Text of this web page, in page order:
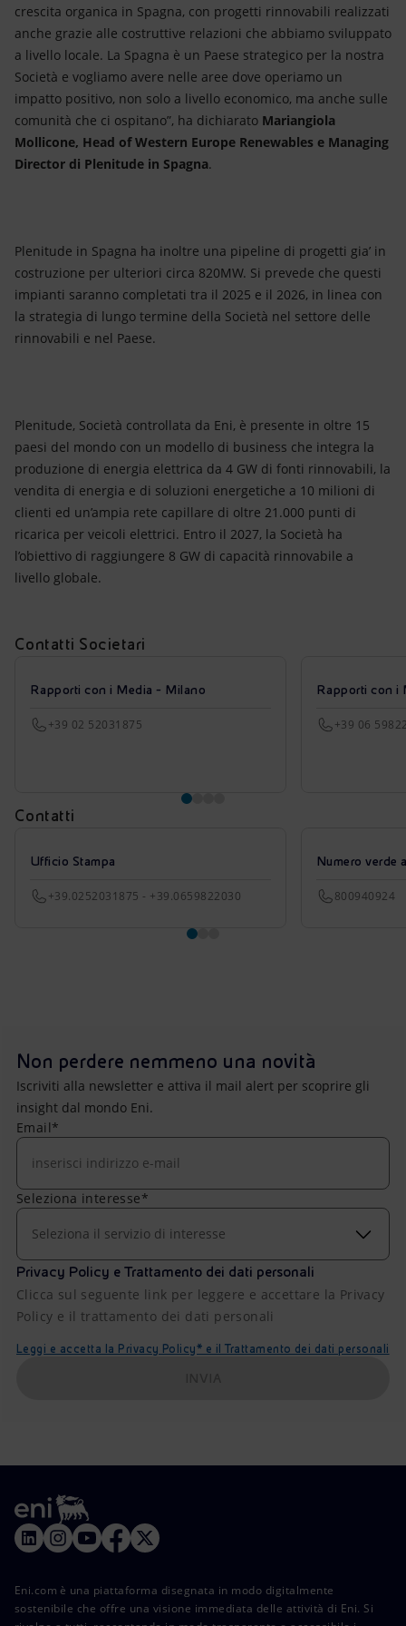
crescita organica in Spagna, con progetti rinnovabili realizzati
anche grazie alle costruttive relazioni che abbiamo sviluppato
a livello locale. La Spagna è un Paese strategico per la nostra
Società e vogliamo avere nelle aree dove operiamo un
impatto positivo, non solo a livello economico, ma anche sulle
comunità che ci ospitano”, ha dichiarato Mariangiola
Mollicone, Head of Western Europe Renewables e Managing
Director di Plenitude in Spagna.
Plenitude in Spagna ha inoltre una pipeline di progetti gia’ in
costruzione per ulteriori circa 820MW. Si prevede che questi
impianti saranno completati tra il 2025 e il 2026, in linea con
la strategia di lungo termine della Società nel settore delle
rinnovabili e nel Paese.
Plenitude, Società controllata da Eni, è presente in oltre 15
paesi del mondo con un modello di business che integra la
produzione di energia elettrica da 4 GW di fonti rinnovabili, la
vendita di energia e di soluzioni energetiche a 10 milioni di
clienti ed un’ampia rete capillare di oltre 21.000 punti di
ricarica per veicoli elettrici. Entro il 2027, la Società ha
l’obiettivo di raggiungere 8 GW di capacità rinnovabile a
livello globale.
Contatti Societari
Rapporti con i Media - Milano
+39 02 52031875
Rapporti con i
+39 06
Contatti
Ufficio Stampa
+39.0252031875 - +39.0659822030
Numero verde
800940924
Non perdere nemmeno una novità
Iscriviti alla newsletter e attiva il mail alert per scoprire gli
insight dal mondo Eni.
Email*
Seleziona interesse*
Seleziona il servizio di interesse
Privacy Policy e Trattamento dei dati personali
Clicca sul seguente link per leggere e accettare la Privacy
Policy e il trattamento dei dati personali
Leggi e accetta la Privacy Policy* e il Trattamento dei dati personali
Eni.com è una piattaforma disegnata in modo digitalmente
sostenibile che offre una visione immediata delle attività di Eni. Si